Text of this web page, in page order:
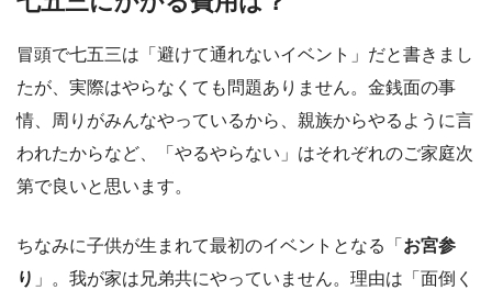
冒頭で七五三は「避けて通れないイベント」だと書きまし
たが、実際はやらなくても問題ありません。金銭面の事
情、周りがみんなやっているから、親族からやるように言
われたからなど、
「やるやらない」はそれぞれのご家庭次
第で良いと思います。
ちなみに子供が生まれて最初のイベントとなる「 お宮参
り 」。我が家は兄弟共にやっていません。理由は「面倒く